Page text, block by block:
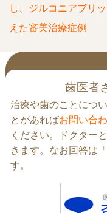
前
後
の
記
リ
ン
ク
し、ジルコニアブリ
えた審美治療症例
歯医者
治療や歯のことにつ
とがあればお問い合
ください。ドクター
きます。なお回答は「
す。